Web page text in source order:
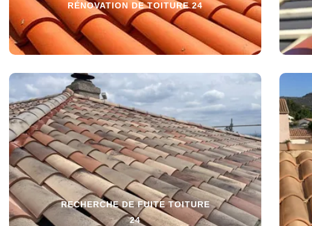
RÉNOVATION DE TOITURE 24
RECHERCHE DE FUITE TOITURE
24